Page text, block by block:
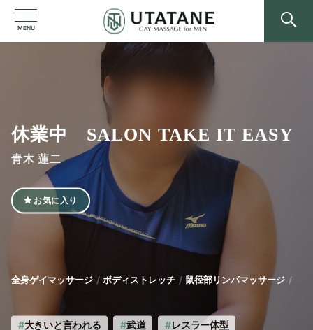
MENU
休業中 SALON TAKE IT EASY
青木 蓮二
お気に入り
全身ゲイマッサージ ボディストレッチ 鼠径部リンパマッサージ
大きいと言われる 武道
レスラー体型